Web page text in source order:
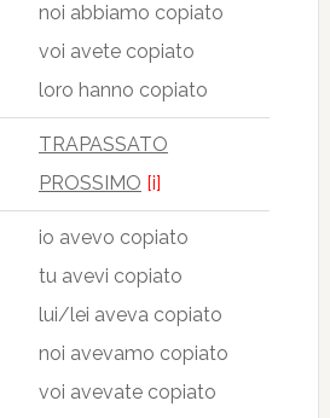
noi abbiamo copiato
voi avete copiato
loro hanno copiato
TRAPASSATO
PROSSIMO [i]
io avevo copiato
tu avevi copiato
lui/lei aveva copiato
noi avevamo copiato
voi avevate copiato